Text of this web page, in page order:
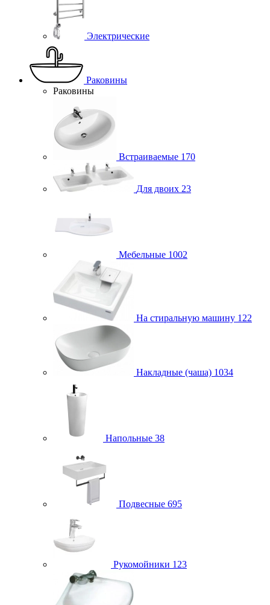
Электрические
Раковины
Раковины
Встраиваемые 170
Для двоих 23
Мебельные 1002
На стиральную машину 122
Накладные (чаша) 1034
Напольные 38
Подвесные 695
Рукомойники 123